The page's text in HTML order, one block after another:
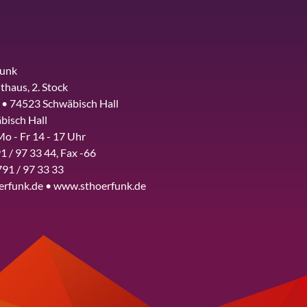
2. Stock
74523 Schwäbisch Hall
Hall
- Fr 14 - 17 Uhr
/ 97 33 44, Fax -66
/ 97 33 33
• www.sthoerfunk.de